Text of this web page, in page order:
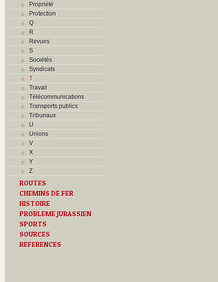
Propriété
Protection
Q
R
Revues
S
Sociétés
Syndicats
T
Travail
Télécommunications
Transports publics
Tribunaux
U
Unions
V
X
Y
Z
ROUTES
CHEMINS DE FER
HISTOIRE
PROBLEME JURASSIEN
SPORTS
SOURCES
REFERENCES